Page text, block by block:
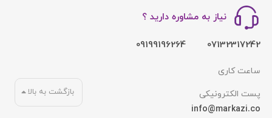
نیاز به مشاوره دارید ؟
07132317242
09199196264
ساعت کاری
پست الکترونیکی
info@markazi.co
بازگشت به بالا